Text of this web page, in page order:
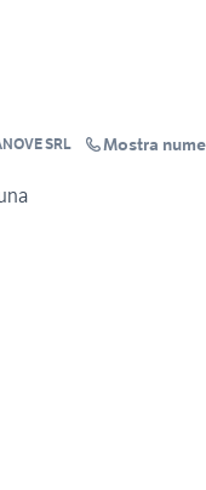
SRL Mostra